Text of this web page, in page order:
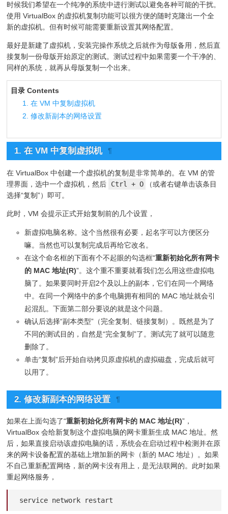
时候我们希望在一个纯净的系统中进行测试以避免各种可能的干扰。
使用 VirtualBox 的虚拟机复制功能可以很方便的随时克隆出一个全
新的虚拟机。但有时候可能需要重新设置其网络配置。
最好是新建了虚拟机，安装完操作系统之后就作为母版备用，然后直
接复制一份母版开始原定的测试。测试过程中如果需要一个干净的、
同样的系统，就再从母版复制一个出来。
目录 Contents
1. 在 VM 中复制虚拟机
2. 修改新副本的网络设置
1. 在 VM 中复制虚拟机 ¶
在 VirtualBox 中创建一个虚拟机的复制是非常简单的。在 VM 的管
理界面，选中一个虚拟机，然后
Ctrl + O
（或者右键单击该条目
选择“复制”）即可。
此时，VM 会提示正式开始复制前的几个设置，
新虚拟电脑名称。这个当然很有必要，起名字可以方便区分
嘛。当然也可以复制完成后再给它改名。
在这个命名框的下面有个不起眼的勾选框“重新初始化所有网卡
的 MAC 地址(R)”。这个重不重要就看我们怎么用这些虚拟电
脑了。如果要同时开启2个及以上的副本，它们在同一个网络
中。在同一个网络中的多个电脑拥有相同的 MAC 地址就会引
起混乱。下面第二部分要说的就是这个问题。
确认后选择“副本类型”（完全复制、链接复制）。既然是为了
不同的测试目的，自然是“完全复制”了。测试完了就可以随意
删除了。
单击“复制”后开始自动拷贝原虚拟机的虚拟磁盘，完成后就可
以用了。
2. 修改新副本的网络设置 ¶
如果在上面勾选了“重新初始化所有网卡的 MAC 地址(R)”，
VirtualBox 会给新复制这个虚拟电脑的网卡重新生成 MAC 地址。然
后，如果直接启动该虚拟电脑的话，系统会在启动过程中检测并在原
来的网卡设备配置的基础上增加新的网卡（新的 MAC 地址）。如果
不自己重新配置网络，新的网卡没有用上，是无法联网的。此时如果
重起网络服务，
service network restart